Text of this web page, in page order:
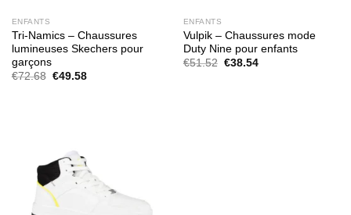
ENFANTS
Tri-Namics – Chaussures
lumineuses Skechers pour
garçons
€72.68 Le
€49.58Le
ENFANTS
Vulpik – Chaussures mode
Duty Nine pour enfants
€51.52 Le
€38.54Le